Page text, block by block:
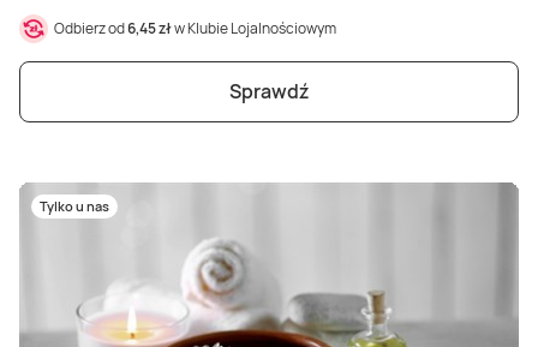
Odbierz od6,45 złw Klubie Lojalnościowym
Sprawdź
Tylko u nas